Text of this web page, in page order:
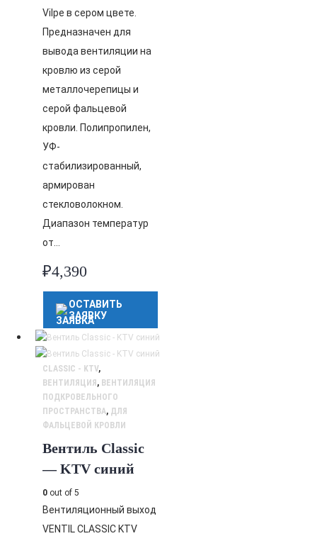
Vilpe в сером цвете.
Предназначен для
вывода вентиляции на
кровлю из серой
металлочерепицы и
серой фальцевой
кровли. Полипропилен,
УФ-
стабилизированный,
армирован
стекловолокном.
Диапазон температур
от…
₽4,390
ОСТАВИТЬ
ЗАЯВКУ
CLASSIC - KTV,
ВЕНТИЛЯЦИЯ , ВЕНТИЛЯЦИЯ
ПОДКРОВЕЛЬНОГО
ПРОСТРАНСТВА, ДЛЯ
ФАЛЬЦЕВОЙ КРОВЛИ
Вентиль Classic
— KTV синий
0 out of 5
Вентиляционный выход
VENTIL CLASSIC KTV